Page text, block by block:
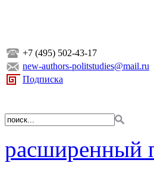
+7 (495) 502-43-17
new-authors-politstudies@mail.ru
Подписка
расширенный